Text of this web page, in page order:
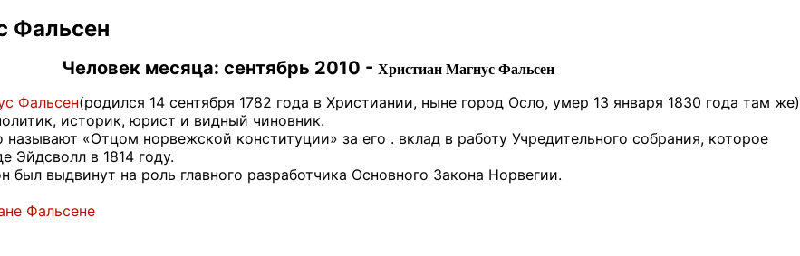
Фальсен
Человек месяца: сентябрь 2010 - Христиан Магнус Фальсен
Фальсен(родился 14 сентября 1782 года в Христиании, ныне город Осло, умер 13 января 1830 года там же)
историк, юрист и видный чиновник.
называют «Отцом норвежской конституции» за его . вклад в работу Учредительного собрания, которое
Эйдсволл в 1814 году.
был выдвинут на роль главного разработчика Основного Закона Норвегии.
Фальсене